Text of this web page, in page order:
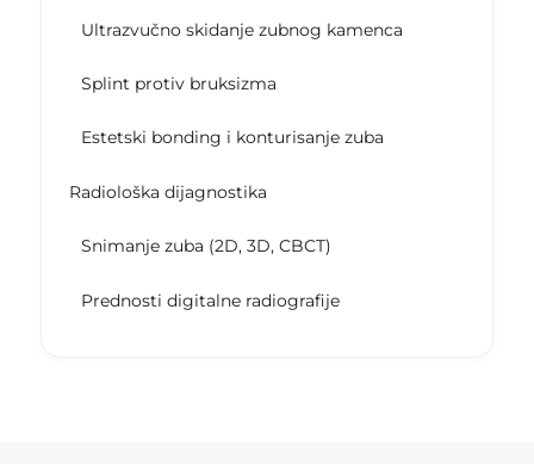
Ultrazvučno skidanje zubnog kamenca
Splint protiv bruksizma
Estetski bonding i konturisanje zuba
Radiološka dijagnostika
Snimanje zuba (2D, 3D, CBCT)
Prednosti digitalne radiografije